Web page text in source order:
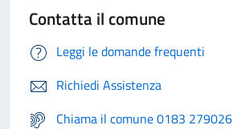
Contatta il comune
Leggi le domande frequenti
Richiedi Assistenza
Chiama il comune 0183 279026